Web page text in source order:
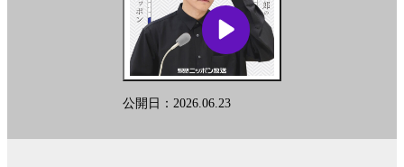
公開日：2026.06.23